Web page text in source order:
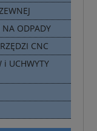
NA ODPADY
CNC
i UCHWYTY